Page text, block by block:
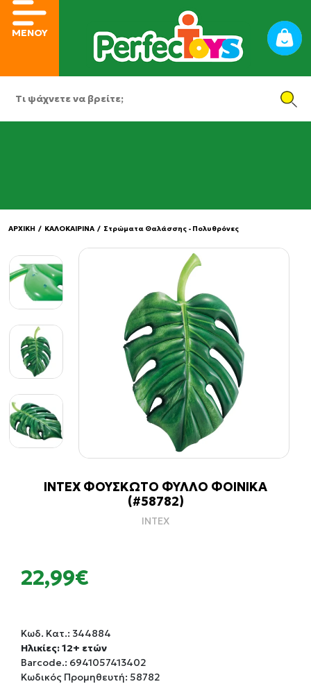
ΜΕΝΟΥ
ΑΡΧΙΚΗ / ΚΑΛΟΚΑΙΡΙΝΑ / Στρώματα Θαλάσσης - Πολυθρόνες
INTEX ΦΟΥΣΚΩΤΟ ΦΥΛΛΟ ΦΟΙΝΙΚΑ
(#58782)
INTEX
22,99€
Κωδ. Κατ.: 344884
Ηλικίες: 12+ ετών
Barcode.: 6941057413402
Κωδικός Προμηθευτή: 58782